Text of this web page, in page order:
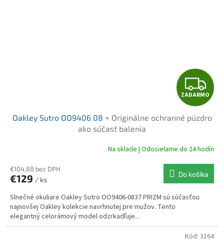
Z
A
D
A
R
M
ZADARMO
Oakley Sutro OO9406 08 + Originálne ochranné púzdro
ako súčasť balenia
Na sklade | Odosielame do 24 hodín
€104,88 bez DPH
€129 / ks
Do košíka
Slnečné okuliare Oakley Sutro OO9406-0837 PRIZM sú súčasťou
najnovšej Oakley kolekcie navrhnutej pre mužov. Tento
elegantný celorámový model odzrkadľuje...
Kód: 3164